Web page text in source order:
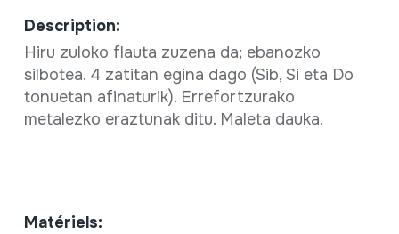
Description:
Hiru zuloko flauta zuzena da; ebanozko
silbotea. 4 zatitan egina dago (Sib, Si eta Do
tonuetan afinaturik). Errefortzurako
metalezko eraztunak ditu. Maleta dauka.
Matériels: